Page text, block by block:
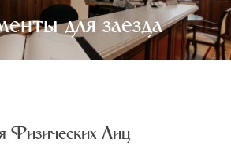
для заезда
Физических Лиц